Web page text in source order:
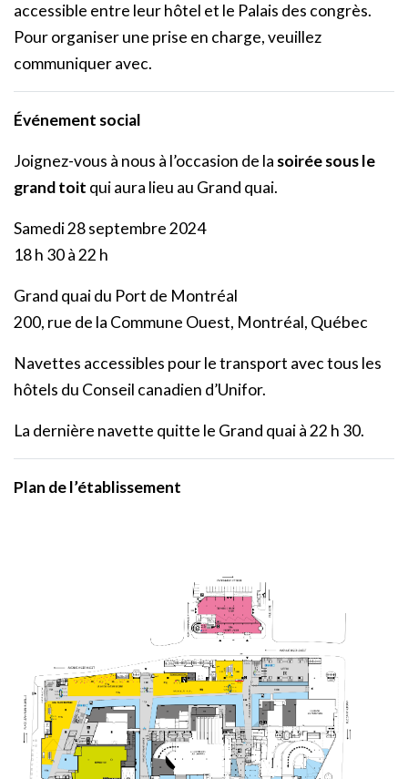
accessible entre leur hôtel et le Palais des congrès.
Pour organiser une prise en charge, veuillez
communiquer avec.
Événement social
Joignez-vous à nous à l’occasion de la soirée sous le
grand toit qui aura lieu au Grand quai.
Samedi 28 septembre 2024
18 h 30 à 22 h
Grand quai du Port de Montréal
200, rue de la Commune Ouest, Montréal, Québec
Navettes accessibles pour le transport avec tous les
hôtels du Conseil canadien d’Unifor.
La dernière navette quitte le Grand quai à 22 h 30.
Plan de l’établissement